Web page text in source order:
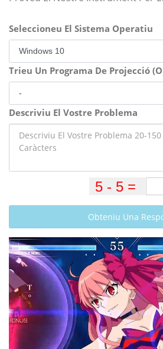
Seleccioneu El Sistema Operatiu
Trieu Un Programa De Projecció
Descriviu El Vostre Problema
Obteniu Una